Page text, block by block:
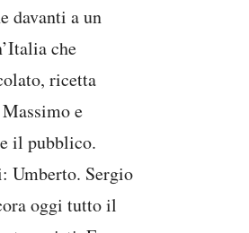
davanti a un
che
ricetta
e
il pubblico.
Umberto. Sergio
oggi tutto il